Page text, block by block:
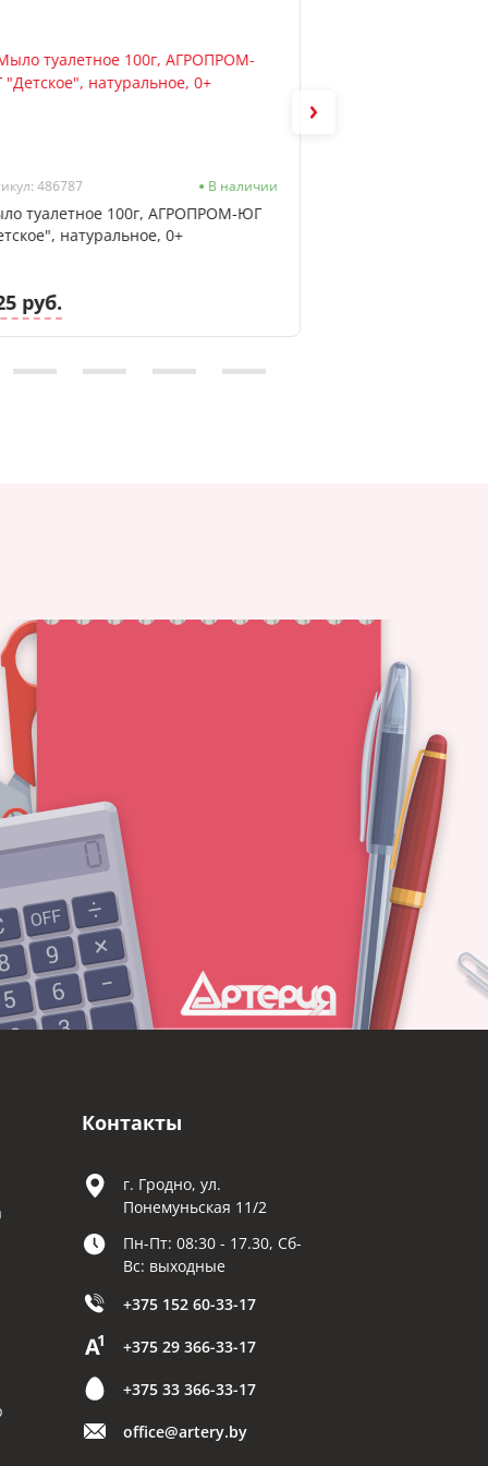
486787 В наличии
туалетное 100г, АГРОПРОМ-ЮГ
натуральное, 0+
руб.
Контакты
г. Гродно, ул.
Понемуньская 11/2
Пн-Пт: 08:30 - 17.30, Сб-
Вс: выходные
+375 152 60-33-17
+375 29 366-33-17
+375 33 366-33-17
office@artery.by